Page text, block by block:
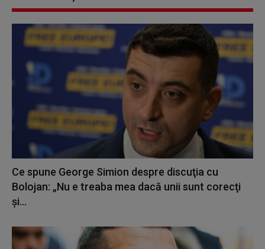
Ce spune George Simion despre discuţia cu
Bolojan: „Nu e treaba mea dacă unii sunt corecţi
şi...